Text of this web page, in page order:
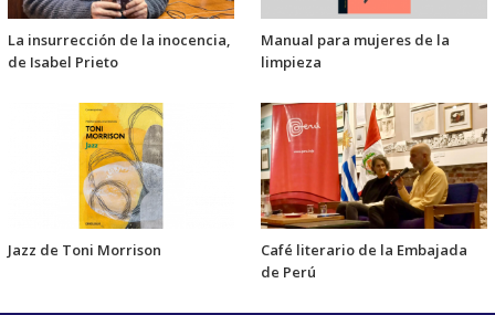
La insurrección de la inocencia,
de Isabel Prieto
Manual para mujeres de la
limpieza
Jazz de Toni Morrison
Café literario de la Embajada
de Perú